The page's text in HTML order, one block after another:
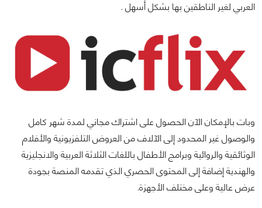
العربي لغير الناطقين بها بشكل أسهل .
وبات بالإمكان الآن الحصول على اشتراك مجاني لمدة شهر كامل
والوصول غير المحدود إلى الآلاف من العروض التلفزيونية والأفلام
الوثائقية والروائية وبرامج الأطفال باللغات الثلاثة العربية والانجليزية
والهندية إضافة إلى المحتوى الحصري الذي تقدمه المنصة بجودة
عرض عالية وعلى مختلف الأجهزة.